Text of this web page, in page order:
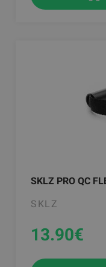
SKLZ PRO QC
SKLZ
13.90€